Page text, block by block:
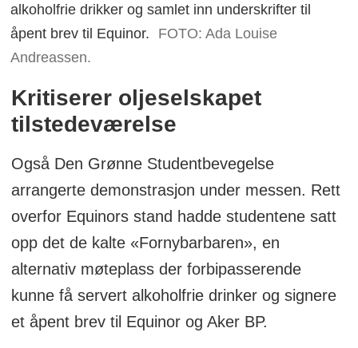
alkoholfrie drikker og samlet inn underskrifter til
åpent brev til Equinor.
FOTO: Ada Louise
Andreassen.
Kritiserer oljeselskapet
tilstedeværelse
Også Den Grønne Studentbevegelse
arrangerte demonstrasjon under messen. Rett
overfor Equinors stand hadde studentene satt
opp det de kalte «Fornybarbaren», en
alternativ møteplass der forbipasserende
kunne få servert alkoholfrie drinker og signere
et åpent brev til Equinor og Aker BP.